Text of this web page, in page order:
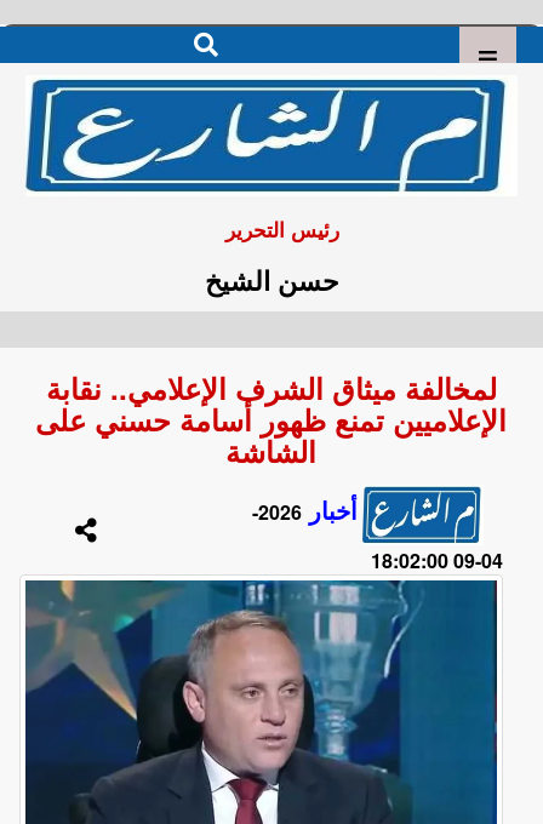
رئيس التحرير
حسن الشيخ
لمخالفة ميثاق الشرف الإعلامي.. نقابة
الإعلاميين تمنع ظهور أسامة حسني على
الشاشة
أخبار
2026-
04-09 18:02:00